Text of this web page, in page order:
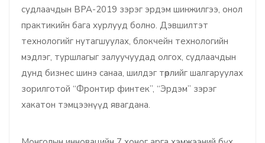
судлаачдын BPA-2019 зэрэг эрдэм шинжилгээ, онол
практикийн бага хурлууд болно. Дэвшилтэт
технологийг нутагшуулах, блокчейн технологийн
мэдлэг, туршлагыг залуучуудад олгох, судлаачдын
дунд бизнес шинэ санаа, шилдэг төрлийг шалгаруулах
зорилготой “Фронтир финтек”, “Эрдэм” зэрэг
хакатон тэмцээнүүд явагдана.